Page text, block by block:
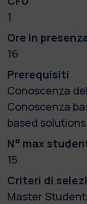
1
Ore in
16
Prerequisiti
Conoscenza
Conoscenza
based solutions
N° max
15
Criteri di
Master